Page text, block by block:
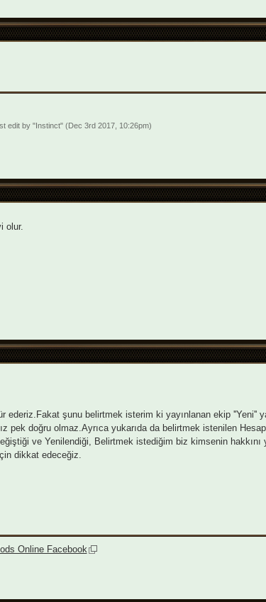
edit by "Instinct" (Dec 3rd 2017, 10:26pm)
olur.
ederiz.Fakat şunu belirtmek isterim ki yayınlanan ekip ''Yeni''
pek doğru olmaz.Ayrıca yukarıda da belirtmek istenilen
ve Yenilendiği, Belirtmek istediğim biz kimsenin hakkını
dikkat edeceğiz.
Online Facebook